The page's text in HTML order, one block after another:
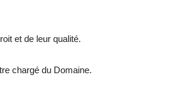
et de leur qualité.
chargé du Domaine.